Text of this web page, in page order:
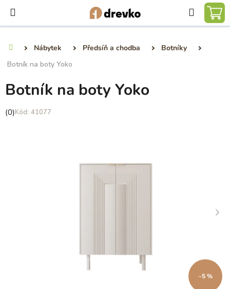
obsah
Hledat
Nábytek Předsíň a chodba
Botníky
Botník na boty Yoko
Botník na boty Yoko
Průměrné
(0) 41077
–5 %